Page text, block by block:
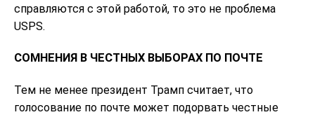
справляются с этой работой, то это не проблема
USPS.
СОМНЕНИЯ В ЧЕСТНЫХ ВЫБОРАХ ПО ПОЧТЕ
Тем не менее президент Трамп считает, что
голосование по почте может подорвать честные